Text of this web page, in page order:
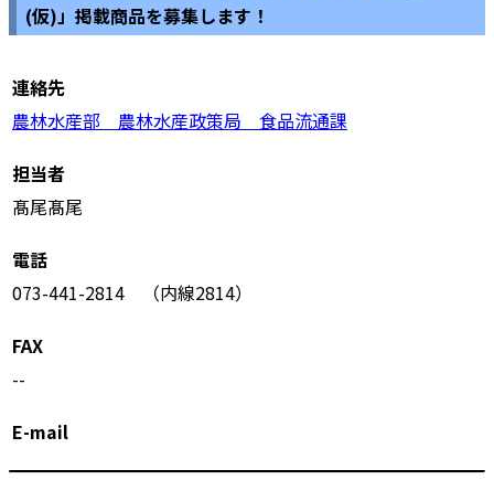
(仮)」掲載商品を募集します！
連絡先
農林水産部 農林水産政策局 食品流通課
担当者
髙尾髙尾
電話
073-441-2814 （内線2814）
FAX
--
E-mail